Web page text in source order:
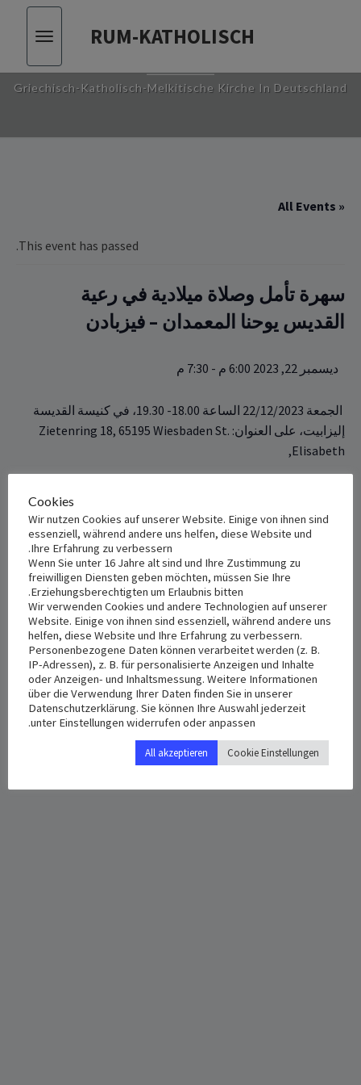
RUM-KATHOLISCH
Toggle
RUM-KATHOLISCH
Griechisch-Katholisch-Melkitische Kirche In Deutschland
« All Events
This event has passed.
سهرة تأمل وصلاة ميلادية في رعية
القديس يوحنا المعمدان – فيزبادن
ديسمبر 22, 2023 6:00 م - 7:30 م
الجمعة 22/12/2023 الساعة 18.00- 19.30، في كنيسة القديسة
إليزابيت، على العنوان: Zietenring 18, 65195 Wiesbaden St.
Elisabeth,
DETAILS
ديسمبر 22, 2023
Time:
6:00 م - 7:30 م
VENUE
St. Elisabeth
Zietenring 18, 65195
Wiesbaden
Wiesbaden ,65195
Deutschland+ Google Map
Cookies
Wir nutzen Cookies auf unserer Website. Einige von ihnen sind
essenziell, während andere uns helfen, diese Website und
Ihre Erfahrung zu verbessern.
Wenn Sie unter 16 Jahre alt sind und Ihre Zustimmung zu
freiwilligen Diensten geben möchten, müssen Sie Ihre
Erziehungsberechtigten um Erlaubnis bitten.
Wir verwenden Cookies und andere Technologien auf unserer
Website. Einige von ihnen sind essenziell, während andere uns
helfen, diese Website und Ihre Erfahrung zu verbessern.
Personenbezogene Daten können verarbeitet werden (z. B.
IP-Adressen), z. B. für personalisierte Anzeigen und Inhalte
oder Anzeigen- und Inhaltsmessung. Weitere Informationen
über die Verwendung Ihrer Daten finden Sie in unserer
Datenschutzerklärung. Sie können Ihre Auswahl jederzeit
unter Einstellungen widerrufen oder anpassen.
Cookie Einstellungen
All akzeptieren